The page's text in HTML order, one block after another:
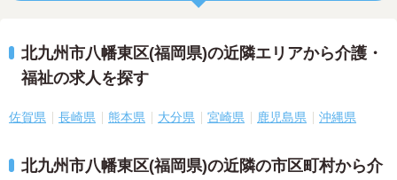
北九州市八幡東区(福岡県)の近隣エリアから介護・
福祉の求人を探す
佐賀県 長崎県 熊本県 大分県 宮崎県 鹿児島県 沖縄県
北九州市八幡東区(福岡県)の近隣の市区町村から介